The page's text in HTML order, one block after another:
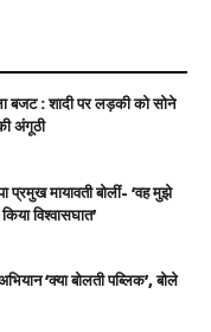
बजट : शादी पर लड़की को सोने
अंगूठी
मायावती बोलीं- ‘वह मुझे
विश्वासघात’
‘क्या बोलती पब्लिक’, बोले